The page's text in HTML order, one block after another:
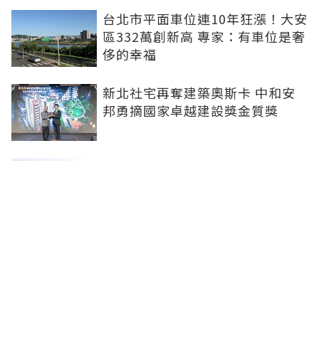
台北市平面車位連10年狂漲！大安
區332萬創新高 專家：有車位是奢
侈的幸福
新北社宅再奪建築奧斯卡 中和安
邦勇摘國家卓越建設獎金質獎